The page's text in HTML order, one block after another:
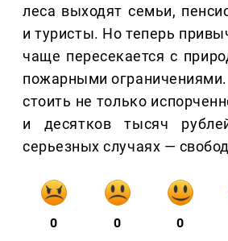
леса выходят семьи,
и туристы. Но теперь
чаще пересекается с
пожарными
стоить не только
и десятков тысяч
серьезных случаях —
0 0 0